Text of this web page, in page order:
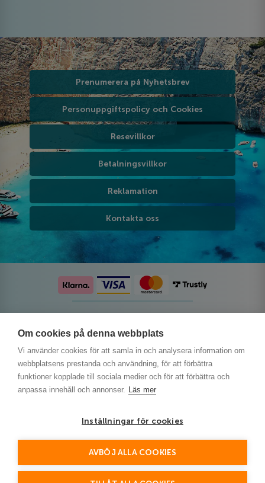
Om cookies på denna webbplats
Vi använder cookies för att samla in och analysera information om
webbplatsens prestanda och användning, för att förbättra
funktioner kopplade till sociala medier och för att förbättra och
anpassa innehåll och annonser. Läs mer
Inställningar för cookies
AVBÖJ ALLA COOKIES
Prenumerera på Nyhetsbrev
Personuppgiftspolicy och Cookies
Resevillkor
Betalningsvillkor
Reklamation
Kontakta oss
This site is protected by reCAPTCHA and the Google
andTerms of Service apply.